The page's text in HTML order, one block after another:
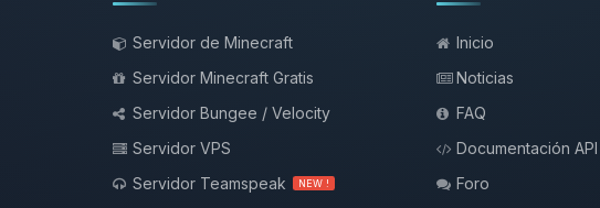
Servidor de Minecraft
Servidor Minecraft Gratis
Servidor Bungee / Velocity
Servidor VPS
Servidor Teamspeak
NEW !
Inicio
Noticias
FAQ
Documentación API
Foro